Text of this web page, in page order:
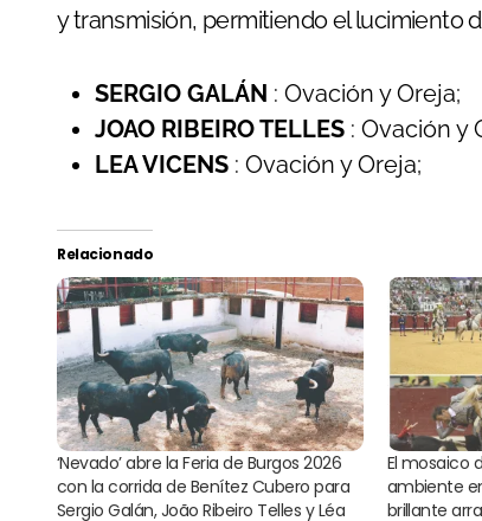
y transmisión, permitiendo el lucimiento
SERGIO GALÁN : Ovación y Oreja;
JOAO RIBEIRO TELLES : Ovación y
LEA VICENS : Ovación y Oreja;
Relacionado
‘Nevado’ abre la Feria de Burgos 2026
con la corrida de Benítez Cubero para
Sergio Galán, João Ribeiro Telles y Léa
El mosaico
ambiente
brillante